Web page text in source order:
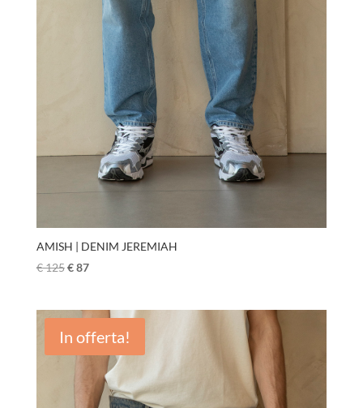
AMISH | DENIM JEREMIAH
€125€87
In offerta!